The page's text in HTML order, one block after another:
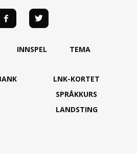
INNSPEL TEMA
LNK-KORTET
SPRÅKKURS
LANDSTING